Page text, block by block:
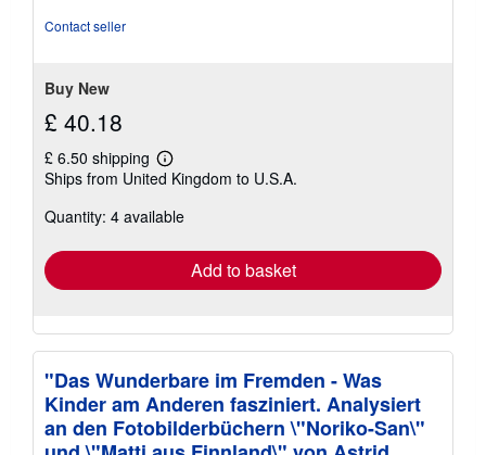
Contact seller
Buy New
£ 40.18
£ 6.50 shipping
Learn
more
shipping
Ships from United Kingdom to U.S.A.
Quantity: 4 available
Add to basket
"Das Wunderbare im Fremden - Was
Kinder am Anderen fasziniert. Analysiert
an den Fotobilderbüchern \"Noriko-San\"